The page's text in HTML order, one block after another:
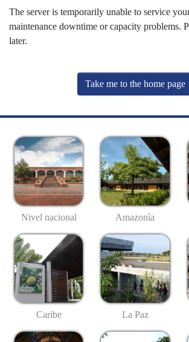
The server is temporarily unable to service
maintenance downtime or capacity problems.
later.
Take me to the home page
Nivel nacional Amazonía
Caribe La Paz